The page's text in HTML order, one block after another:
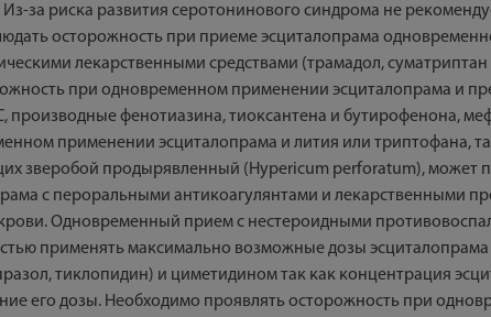
за риска развития серотонинового синдрома не
осторожность при приеме эсциталопрама
лекарственными средствами (трамадол,
при одновременном применении эсциталопрама и
производные фенотиазина, тиоксантена и бутирофенона,
применении эсциталопрама и лития или триптофана,
зверобой продырявленный (Hypericum perforatum), может
с пероральными антикоагулянтами и лекарственными
Одновременный прием с нестероидными
применять максимально возможные дозы
тиклопидин) и циметидином так как концентрация
его дозы. Необходимо проявлять осторожность при